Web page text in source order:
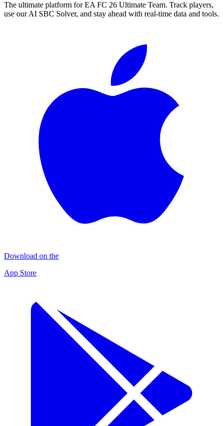
The ultimate platform for EA FC 26 Ultimate Team. Track players,
use our AI SBC Solver, and stay ahead with real-time data and tools.
Download on the
App Store